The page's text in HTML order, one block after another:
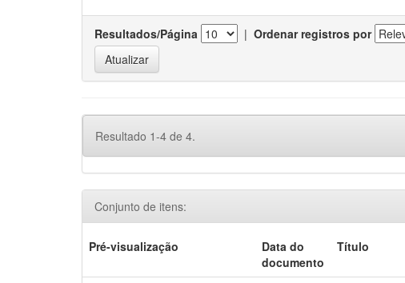
Resultados/Página | Ordenar registros por
Resultado 1-4 de 4.
Conjunto de itens:
Pré-visualização
Data do
documento
Título